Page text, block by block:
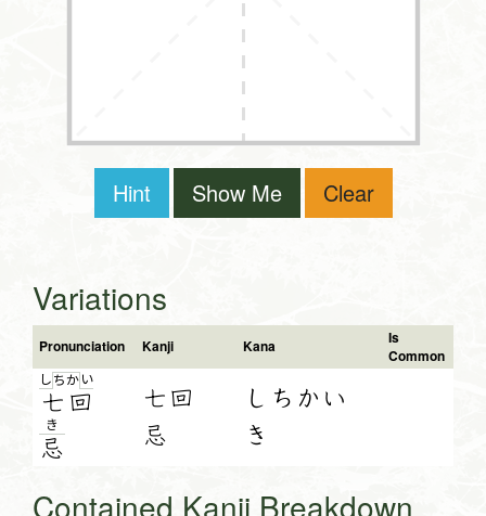
Hint Show Me Clear
Variations
Pronunciation Kanji Kana
Is
Common
し ち
七
か い
回
き
忌
七回
忌
しちかい
き
Contained Kanji Breakdown